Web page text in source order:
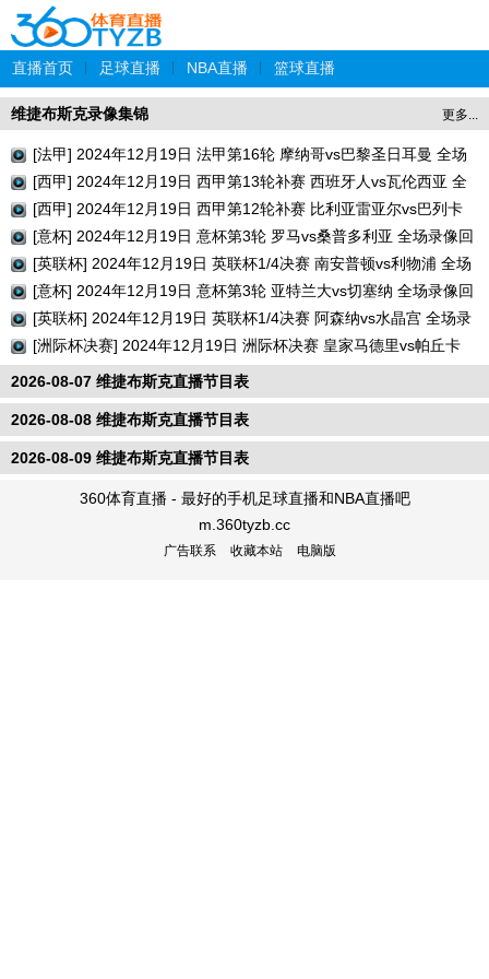
直播首页 足球直播 NBA直播 篮球直播
更多...
维捷布斯克录像集锦
[法甲] 2024年12月19日 法甲第16轮 摩纳哥vs巴黎圣日耳曼 全场
录像回放
[西甲] 2024年12月19日 西甲第13轮补赛 西班牙人vs瓦伦西亚 全
场录像回放
[西甲] 2024年12月19日 西甲第12轮补赛 比利亚雷亚尔vs巴列卡
诺 全场录像回放
[意杯] 2024年12月19日 意杯第3轮 罗马vs桑普多利亚 全场录像回
放
[英联杯] 2024年12月19日 英联杯1/4决赛 南安普顿vs利物浦 全场
录像回放
[意杯] 2024年12月19日 意杯第3轮 亚特兰大vs切塞纳 全场录像回
放
[英联杯] 2024年12月19日 英联杯1/4决赛 阿森纳vs水晶宫 全场录
像回放
[洲际杯决赛] 2024年12月19日 洲际杯决赛 皇家马德里vs帕丘卡
全场录像回放
2026-08-07 维捷布斯克直播节目表
2026-08-08 维捷布斯克直播节目表
2026-08-09 维捷布斯克直播节目表
360体育直播 - 最好的手机足球直播和NBA直播吧
m.360tyzb.cc
广告联系 收藏本站 电脑版